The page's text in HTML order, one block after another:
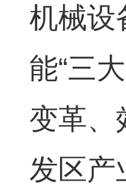
机械设
能“三
变革、
发区产